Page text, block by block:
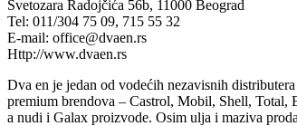
Svetozara Radojčića 56b, 11000 Beograd
Tel: 011/304 75 09, 715 55 32
E-mail: office@dvaen.rs
Http://www.dvaen.rs
Dva en je jedan od vodećih nezavisnih
premium brendova – Castrol, Mobil, Shell,
a nudi i Galax proizvode. Osim ulja i maziva